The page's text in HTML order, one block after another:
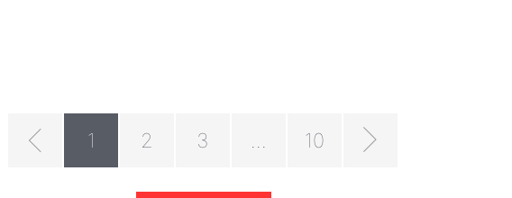
1 2 3 10